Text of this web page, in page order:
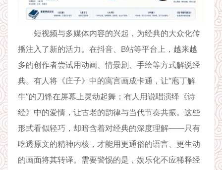
短视频与多媒体内容的兴起，为经典的大众化传
播注入了新的活力。在抖音、B站等平台上，越来越
多的创作者尝试用动画、情景剧、手绘等方式解说经
典。有人将《庄子》中的寓言画成卡通，让“庖丁解
牛”的刀锋在屏幕上灵动起舞；有人用说唱演绎《诗
经》中的爱情，让古老的韵律与当代节奏共振。这些
形式看似轻巧，却暗含着对经典的深度理解——只有
吃透原文的精神内核，才能用更通俗的语言、更生动
的画面将其转译。需要警惕的是，娱乐化不应稀释经